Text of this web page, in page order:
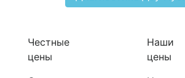
Честные
цены
Наши
цены